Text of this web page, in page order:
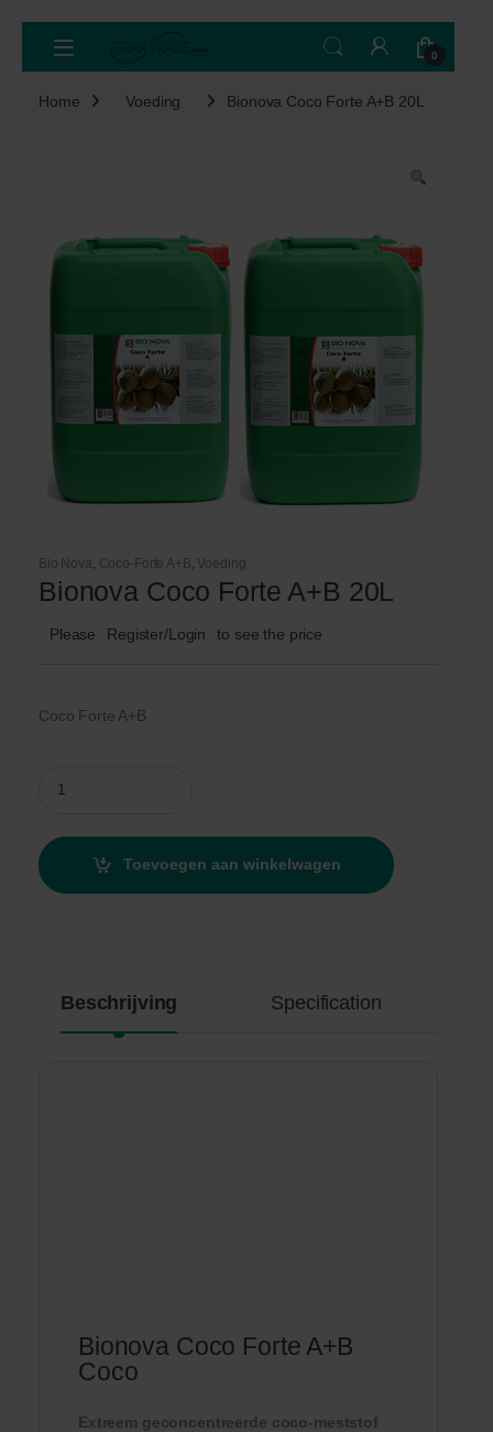
Open 0
Home Voeding Bionova Coco Forte A+B 20L
Bio Nova Coco-Forte A+B ,Voeding
Bionova Coco Forte A+B 20L
Please Register/Login to see the price
Coco Forte A+B
Toevoegen aan winkelwagen
Beschrijving Specification
Bionova Coco Forte A+B
Coco
Extreem geconcentreerde coco-meststof